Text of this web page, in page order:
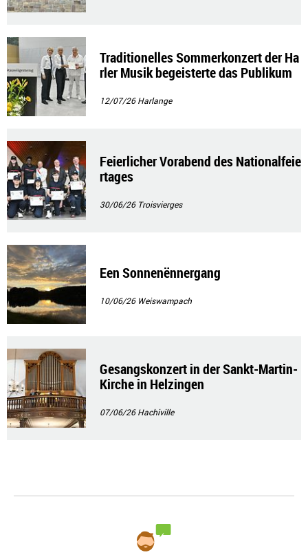
Traditionelles Sommerkonzert der Ha
rler Musik begeisterte das Publikum
12/07/26Harlange
Feierlicher Vorabend des Nationalfeie
rtages
30/06/26 Troisvierges
Een Sonnenënnergang
10/06/26 Weiswampach
Gesangskonzert in der Sankt-Martin-
Kirche in Helzingen
07/06/26Hachiville